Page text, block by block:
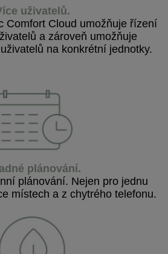
uživatelů.
Comfort Cloud umožňuje řízení
a zároveň umožňuje
na konkrétní jednotky.
plánování.
plánování. Nejen pro jednu
místech a z chytrého telefonu.